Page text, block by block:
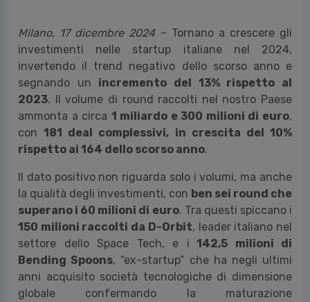
Milano, 17 dicembre 2024 – Tornano a crescere gli
investimenti nelle startup italiane nel 2024,
invertendo il trend negativo dello scorso anno e
segnando un incremento del 13% rispetto al
2023. Il volume di round raccolti nel nostro Paese
ammonta a circa 1 miliardo e 300 milioni di euro,
con181 deal complessivi, in crescita del 10%
rispetto ai 164 dello scorso anno.
Il dato positivo non riguarda solo i volumi, ma anche
la qualità degli investimenti, con ben sei round che
superano i 60 milioni di euro. Tra questi spiccano i
150 milioni raccolti da D-Orbit, leader italiano nel
settore dello Space Tech, e i 142,5 milioni di
Bending Spoons, “ex-startup” che ha negli ultimi
anni acquisito società tecnologiche di dimensione
globale confermando la maturazione